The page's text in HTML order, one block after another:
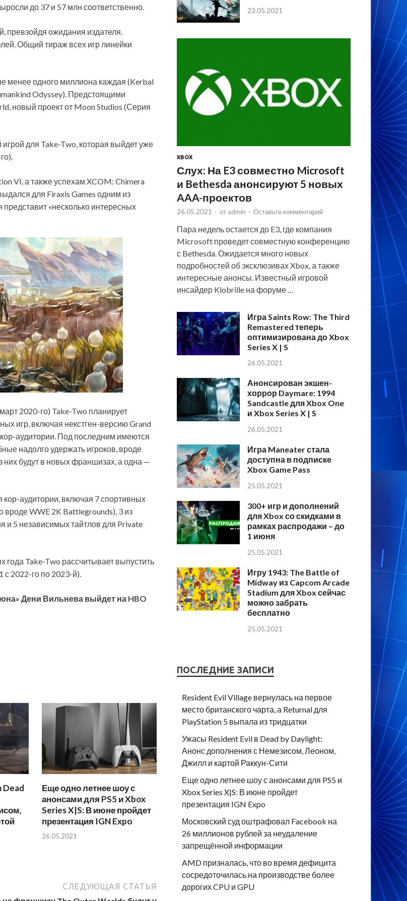
до 37 и 57 млн соответственно.
превзойдя ожидания издателя.
Общий тираж всех игр линейки
менее одного миллиона каждая (Kerbal
Odyssey). Предстоящими
новый проект от Moon Studios (Серия
для Take-Two, которая выйдет уже
VI, а также успехам XCOM: Chimera
для Firaxis Games одним из
«несколько интересных
2020-го) Take-Two планирует
игр, включая некстген-версию Grand
аудитории. Под последним имеются
надолго удержать игроков, вроде
них будут в новых франшизах, а одна —
аудитории, включая 7 спортивных
вроде WWE 2K Battlegrounds), 3 из
и 5 независимых тайтлов для Private
Take-Two рассчитывает выпустить
с 2022-го по 2023-й).
Дени Вильнева выйдет на HBO
Dead
Еще одно летнее шоу с
анонсами для PS5 и Xbox
Series X|S: В июне пройдет
презентация IGN Expo
26.05.2021
СЛЕДУЮЩАЯ СТАТЬЯ
23.05.2021
XBOX
Слух: На E3 совместно Microsoft
и Bethesda анонсируют 5 новых
AAA-проектов
26.05.2021 - от admin - Оставьте комментарий
Пара недель остается до E3, где компания
Microsoft проведет совместную конференцию
с Bethesda. Ожидается много новых
подробностей об эксклюзивах Xbox, а также
интересные анонсы. Известный игровой
инсайдер Klobrille на форуме …
Игра Saints Row: The Third
Remastered теперь
оптимизирована до Xbox
Series X | S
26.05.2021
Анонсирован экшен-
хоррор Daymare: 1994
Sandcastle для Xbox One
и Xbox Series X | S
26.05.2021
Игра Maneater стала
доступна в подписке
Xbox Game Pass
25.05.2021
300+ игр и дополнений
для Xbox со скидками в
рамках распродажи – до
1 июня
25.05.2021
Игру 1943: The Battle of
Midway из Capcom Arcade
Stadium для Xbox сейчас
можно забрать
бесплатно
25.05.2021
ПОСЛЕДНИЕ ЗАПИСИ
Resident Evil Village вернулась на первое
место британского чарта, а Returnal для
PlayStation 5 выпала из тридцатки
Ужасы Resident Evil в Dead by Daylight:
Анонс дополнения с Немезисом, Леоном,
Джилл и картой Раккун-Сити
Еще одно летнее шоу с анонсами для PS5 и
Xbox Series X|S: В июне пройдет
презентация IGN Expo
Московский суд оштрафовал Facebook на
26 миллионов рублей за неудаление
запрещённой информации
AMD призналась, что во время дефицита
сосредоточилась на производстве более
дорогих CPU и GPU